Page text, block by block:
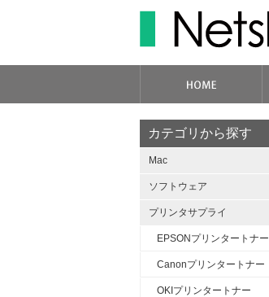
カテゴリから探す
Mac
ソフトウェア
プリンタサプライ
EPSONプリンタートナー
Canonプリンタートナー
OKIプリンタートナー